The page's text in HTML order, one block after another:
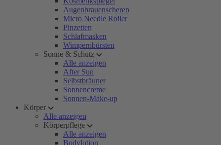
Augenbrauenscheren
Micro Needle Roller
Pinzetten
Schlafmasken
Wimpernbürsten
Sonne & Schutz
Alle anzeigen
After Sun
Selbstbräuner
Sonnencreme
Sonnen-Make-up
Körper
Alle anzeigen
Körperpflege
Alle anzeigen
Bodylotion